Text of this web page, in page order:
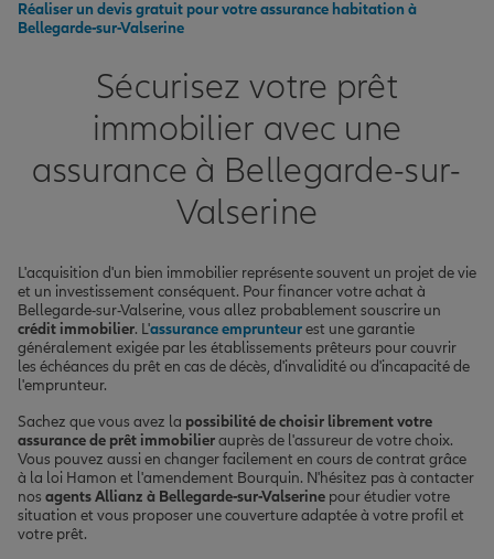
Réaliser un devis gratuit pour votre assurance habitation à
Bellegarde-sur-Valserine
Sécurisez votre prêt
immobilier avec une
assurance à Bellegarde-sur-
Valserine
L'acquisition d'un bien immobilier représente souvent un projet de vie
et un investissement conséquent. Pour financer votre achat à
Bellegarde-sur-Valserine, vous allez probablement souscrire un
crédit immobilier. L'assurance emprunteurest une garantie
généralement exigée par les établissements prêteurs pour couvrir
les échéances du prêt en cas de décès, d'invalidité ou d'incapacité de
l'emprunteur.
Sachez que vous avez la possibilité de choisir librement votre
assurance de prêt immobilierauprès de l'assureur de votre choix.
Vous pouvez aussi en changer facilement en cours de contrat grâce
à la loi Hamon et l'amendement Bourquin. N'hésitez pas à contacter
nos agents Allianz à Bellegarde-sur-Valserine pour étudier votre
situation et vous proposer une couverture adaptée à votre profil et
votre prêt.